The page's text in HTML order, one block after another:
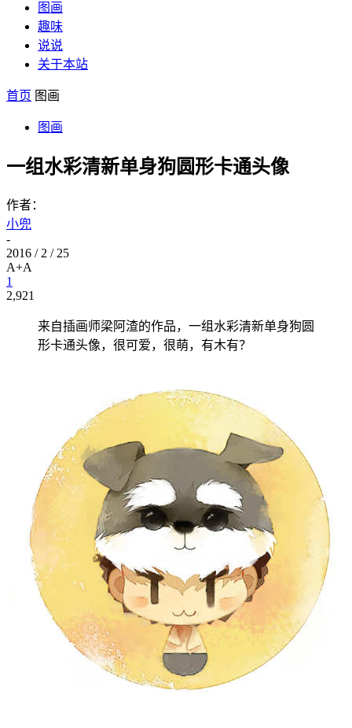
图画
趣味
说说
关于本站
首页 图画
图画
一组水彩清新单身狗圆形卡通头像
作者：
小兜
-
2016 / 2 / 25
A+A
1
2,921
来自插画师梁阿渣的作品，一组水彩清新单身狗圆
形卡通头像，很可爱，很萌，有木有？